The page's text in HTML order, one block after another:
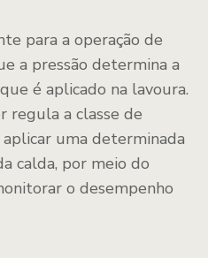
para a operação de
a pressão determina a
é aplicado na lavoura.
regula a classe de
uma determinada
calda, por meio do
o desempenho